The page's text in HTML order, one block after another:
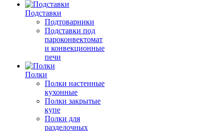
Подставки
Подтоварники
Подставки под
пароконвектомат
и конвекционные
печи
Полки
Полки настенные
кухонные
Полки закрытые
купе
Полки для
разделочных